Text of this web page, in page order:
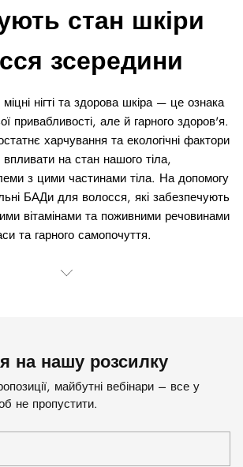
стан шкіри
зсередини
нігті та здорова шкіра — це ознака
привабливості, але й гарного здоров'я.
харчування та екологічні фактори
на стан нашого тіла,
з цими частинами тіла. На допомогу
БАДи для волосся, які забезпечують
вітамінами та поживними речовинами
та гарного самопочуття.
на нашу розсилку
майбутні вебінари – все у
не пропустити.